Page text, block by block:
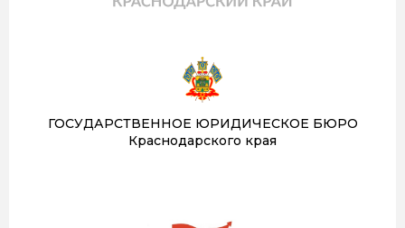
ГОСУДАРСТВЕННОЕ ЮРИДИЧЕСКОЕ БЮРО
Краснодарского края